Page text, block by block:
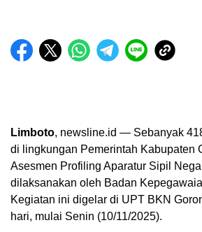
Limboto, newsline.id — Sebanyak
di lingkungan Pemerintah Kabupaten
Asesmen Profiling Aparatur Sipil
dilaksanakan oleh Badan
Kegiatan ini digelar di UPT BKN
hari, mulai Senin (10/11/2025).